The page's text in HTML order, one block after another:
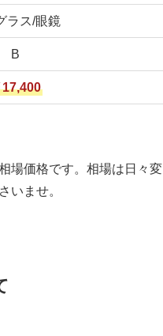
ラス/眼鏡
B
17,400
場価格です。相場は日々変
いませ。